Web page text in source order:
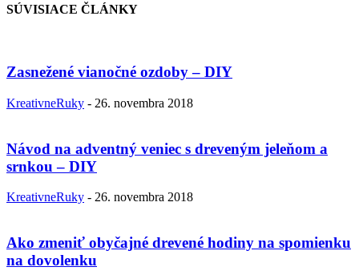
SÚVISIACE ČLÁNKY
Zasnežené vianočné ozdoby – DIY
KreativneRuky - 26. novembra 2018
Návod na adventný veniec s dreveným jeleňom a
srnkou – DIY
KreativneRuky - 26. novembra 2018
Ako zmeniť obyčajné drevené hodiny na spomienku
na dovolenku